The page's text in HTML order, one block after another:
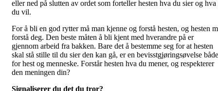
eller ned på slutten av ordet som forteller hesten hva du sier og hva
du vil.
For å bli en god rytter må man kjenne og forstå hesten, og hesten
forstå deg. Den beste måten å bli kjent med hverandre på er
gjennom arbeid fra bakken. Bare det å bestemme seg for at hesten
skal stå stille til du sier den kan gå, er en bevisstgjøringsøvelse både
for hest og menneske. Forstår hesten hva du mener, og respekterer
den meningen din?
Signaliserer du det du tror?